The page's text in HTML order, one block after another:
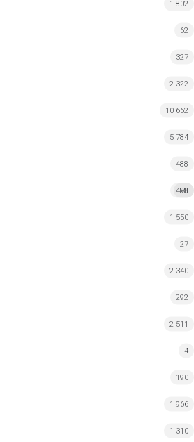
1 802
62
327
2 322
10 662
5 784
488
MI
428
1 550
27
2 340
292
2 511
4
190
1 966
1 310